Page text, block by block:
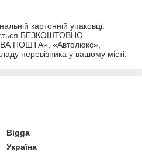
картонній упаковці.
БЕЗКОШТОВНО
ПОШТА», «Автолюкс»,
перевізника у вашому місті.
Bigga
Україна